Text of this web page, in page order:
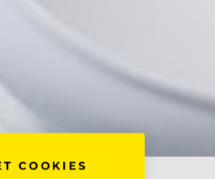
COOKIES